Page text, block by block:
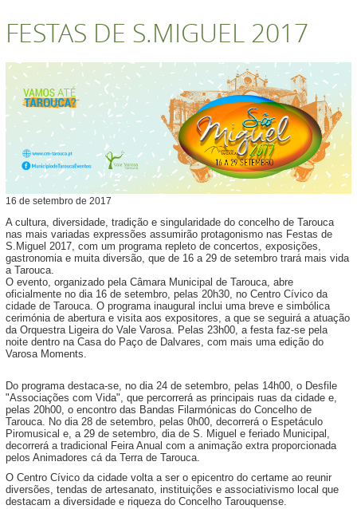
FESTAS DE S.MIGUEL 2017
16 de setembro de 2017
A cultura, diversidade, tradição e singularidade do concelho de Tarouca
nas mais variadas expressões assumirão protagonismo nas Festas de
S.Miguel 2017, com um programa repleto de concertos, exposições,
gastronomia e muita diversão, que de 16 a 29 de setembro trará mais vida
a Tarouca.
O evento, organizado pela Câmara Municipal de Tarouca, abre
oficialmente no dia 16 de setembro, pelas 20h30, no Centro Cívico da
cidade de Tarouca. O programa inaugural inclui uma breve e simbólica
cerimónia de abertura e visita aos expositores, a que se seguirá a atuação
da Orquestra Ligeira do Vale Varosa. Pelas 23h00, a festa faz-se pela
noite dentro na Casa do Paço de Dalvares, com mais uma edição do
Varosa Moments.
Do programa destaca-se, no dia 24 de setembro, pelas 14h00, o Desfile
"Associações com Vida", que percorrerá as principais ruas da cidade e,
pelas 20h00, o encontro das Bandas Filarmónicas do Concelho de
Tarouca. No dia 28 de setembro, pelas 0h00, decorrerá o Espetáculo
Piromusical e, a 29 de setembro, dia de S. Miguel e feriado Municipal,
decorrerá a tradicional Feira Anual com a animação extra proporcionada
pelos Animadores cá da Terra de Tarouca.
O Centro Cívico da cidade volta a ser o epicentro do certame ao reunir
diversões, tendas de artesanato, instituições e associativismo local que
destacam a diversidade e riqueza do Concelho Tarouquense.